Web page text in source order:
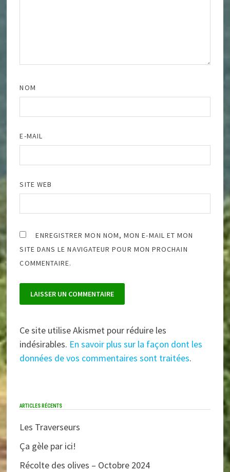
NOM
E-MAIL
SITE WEB
ENREGISTRER MON NOM, MON E-MAIL ET MON
SITE DANS LE NAVIGATEUR POUR MON PROCHAIN
COMMENTAIRE.
Ce site utilise Akismet pour réduire les
indésirables. En savoir plus sur la façon dont les
données de vos commentaires sont traitées.
ARTICLES RÉCENTS
Les Traverseurs
Ça gèle par ici!
Récolte des olives – Octobre 2024